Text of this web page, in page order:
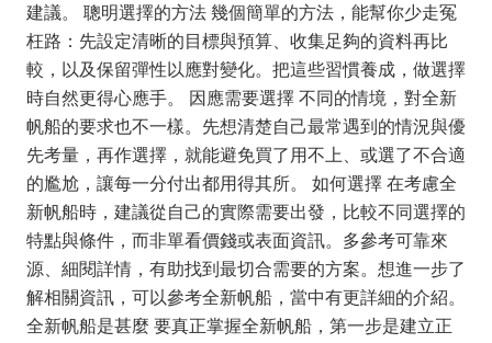
建議。 聰明選擇的方法 幾個簡單的方法，能幫你少走冤
枉路：先設定清晰的目標與預算、收集足夠的資料再比
較，以及保留彈性以應對變化。把這些習慣養成，做選擇
時自然更得心應手。 因應需要選擇 不同的情境，對全新
帆船的要求也不一樣。先想清楚自己最常遇到的情況與優
先考量，再作選擇，就能避免買了用不上、或選了不合適
的尷尬，讓每一分付出都用得其所。 如何選擇 在考慮全
新帆船時，建議從自己的實際需要出發，比較不同選擇的
特點與條件，而非單看價錢或表面資訊。多參考可靠來
源、細閱詳情，有助找到最切合需要的方案。想進一步了
解相關資訊，可以參考全新帆船，當中有更詳細的介紹。
全新帆船是甚麼 要真正掌握全新帆船，第一步是建立正